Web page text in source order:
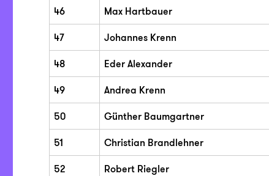
46 Max Hartbauer
47 Johannes Krenn
48 Eder Alexander
49 Andrea Krenn
50 Günther Baumgartner
51 Christian Brandlehner
52 Robert Riegler